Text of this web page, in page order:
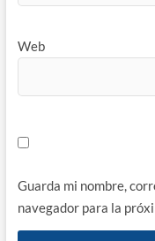
Web
Guarda mi nombre,
navegador para la